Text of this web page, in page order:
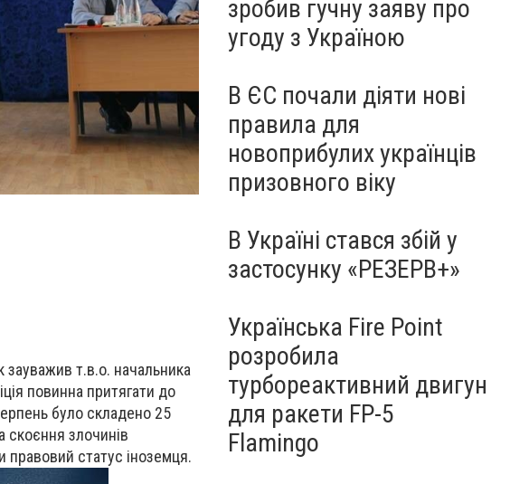
зауважив т.в.о. начальника
повинна притягати до
було складено 25
скоєння злочинів
правовий статус іноземця.
зробив гучну заяву про
угоду з Україною
В ЄС почали діяти нові
правила для
новоприбулих українців
призовного віку
В Україні стався збій у
застосунку «РЕЗЕРВ+»
Українська Fire Point
розробила
турбореактивний двигун
для ракети FP-5
Flamingo